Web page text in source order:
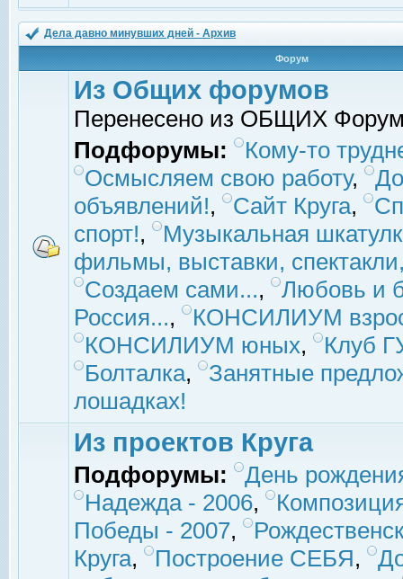
Дела давно минувших дней - Архив
Форум
Из Общих форумов
Перенесено из ОБЩИХ
Подфорумы:
Кому-то
Осмысляем свою работу,
объявлений!, Сайт Круга,
спорт!,
Музыкальная
фильмы, выставки,
Создаем сами...,
Любовь и
Россия...,
КОНСИЛИУМ
КОНСИЛИУМ юных,
Клуб
Болталка,
Занятные
лошадках!
Из проектов Круга
Подфорумы:
День
Надежда - 2006,
Победы - 2007,
Круга, Построение СЕБЯ,